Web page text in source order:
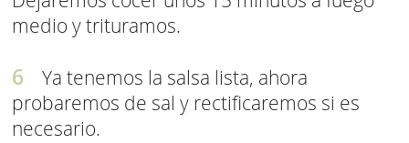
medio y trituramos.
Ya tenemos la salsa lista, ahora
probaremos de sal y rectificaremos si es
necesario.